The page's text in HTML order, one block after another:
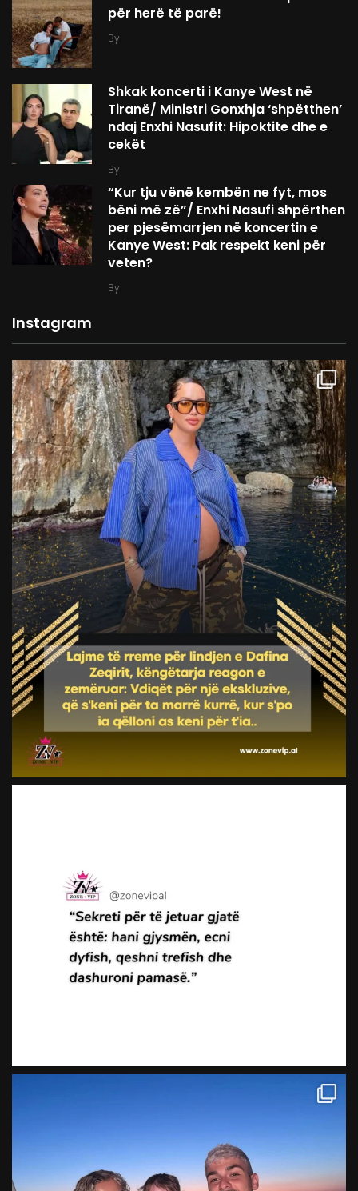
për herë të parë!
By
Shkak koncerti i Kanye West në
Tiranë/ Ministri Gonxhja ‘shpëtthen’
ndaj Enxhi Nasufit: Hipoktite dhe e
cekët
By
“Kur tju vënë kembën ne fyt, mos
bëni më zë”/ Enxhi Nasufi shpërthen
per pjesëmarrjen në koncertin e
Kanye West: Pak respekt keni për
veten?
By
Instagram